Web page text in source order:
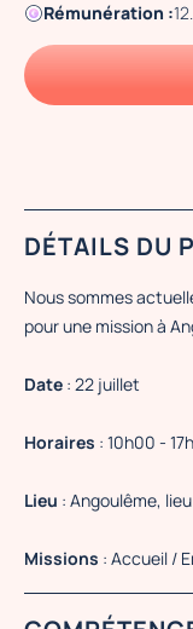
Rémunération :
DÉTAILS DU
Nous sommes
pour une mission à
Date : 22 juillet
Horaires : 10h00 -
Lieu : Angoulême,
Missions : Accueil /